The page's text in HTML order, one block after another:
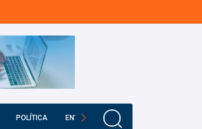
POLÍTICA ENTRETENIMIENTO